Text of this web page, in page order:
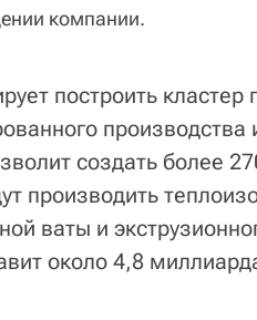
компании.
построить кластер
создать более
производить
ваты и
около 4,8